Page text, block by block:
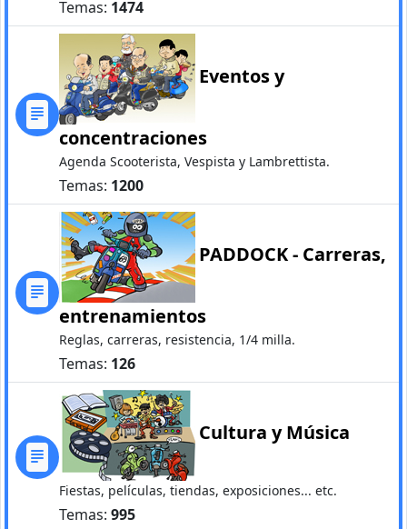
Temas: 1474
Eventos y
concentraciones
Agenda Scooterista, Vespista y Lambrettista.
Temas: 1200
PADDOCK - Carreras,
entrenamientos
Reglas, carreras, resistencia, 1/4 milla.
Temas: 126
Cultura y Música
Fiestas, películas, tiendas, exposiciones... etc.
Temas: 995